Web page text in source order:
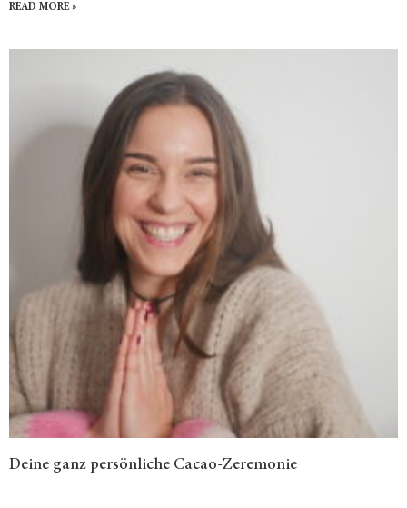
READ MORE »
Deine ganz persönliche Cacao-Zeremonie